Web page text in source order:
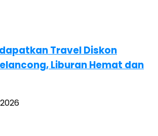
Travel Diskon
Liburan Hemat dan